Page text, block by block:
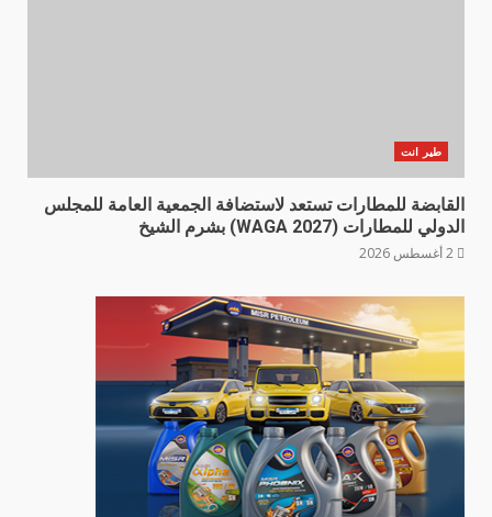
طير انت
القابضة للمطارات تستعد لاستضافة الجمعية العامة للمجلس
الدولي للمطارات (WAGA 2027) بشرم الشيخ